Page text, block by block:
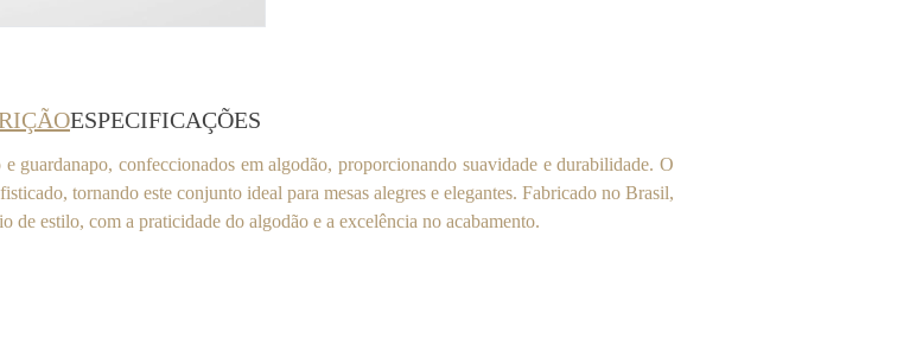
ESPECIFICAÇÕES
guardanapo, confeccionados em algodão, proporcionando suavidade e durabilidade. O
tornando este conjunto ideal para mesas alegres e elegantes. Fabricado no Brasil,
de estilo, com a praticidade do algodão e a excelência no acabamento.